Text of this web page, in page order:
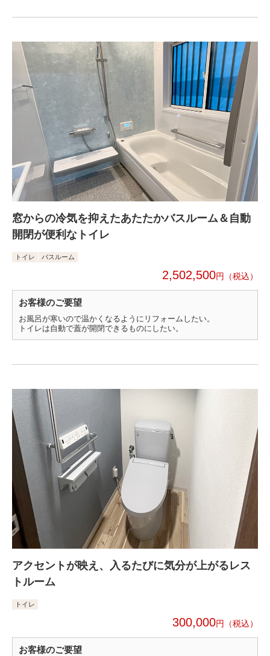
窓からの冷気を抑えたあたたかバスルーム＆自動
開閉が便利なトイレ
トイレ バスルーム
2,502,500円
お客様のご要望
お風呂が寒いので温かくなるようにリフォームしたい。
トイレは自動で蓋が開閉できるものにしたい。
アクセントが映え、入るたびに気分が上がるレス
トルーム
トイレ
300,000円
お客様のご要望